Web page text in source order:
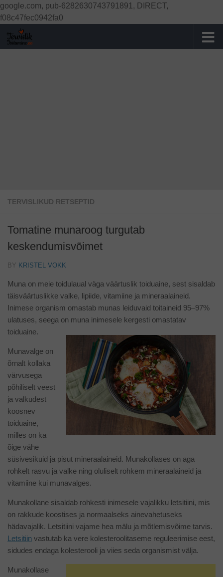
google.com, pub-6282630743791891, DIRECT,
f08c47fec0942fa0
Skip to content
TERVISLIKUD RETSEPTID
Tomatine munaroog turgutab
keskendumisvõimet
BY KRISTEL VOKK
Muna on meie toidulaual väga väärtuslik toiduaine, sest sisaldab
täisväärtuslikke valke, lipiide, vitamiine ja mineraalaineid.
Inimese organism omastab munas leiduvaid toitaineid 95–97%
ulatuses, seega on muna inimesele kergesti omastatav
toiduaine.
Munavalge on
õrnalt kollaka
värvusega
põhiliselt veest
ja valkudest
koosnev
toiduaine,
milles on ka
õige vähe
süsivesikuid ja pisut mineraalaineid. Munakollases on aga
rohkelt rasvu ja valke ning oluliselt rohkem mineraalaineid ja
vitamiine kui munavalges.
Munakollane sisaldab rohkesti inimesele vajalikku letsitiini, mis
on rakkude koostises ja normaalseks ainevahetuseks
hädavajalik. Letsitiini vajame hea mälu ja mõtlemisvõime tarvis.
Letsitiin vastutab ka vere kolesteroolitaseme reguleerimise eest,
sidudes endaga kolesterooli ja viies seda organismist välja.
Munakollase